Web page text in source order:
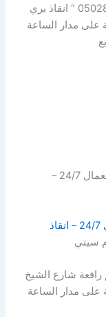
”انقاذ سيارات مدينة الرحايل 24/7 – 0502880234 “ انقاذ بري
على مدار الساعة
”انقاذ بري في ابوظبي انقاذ الامارات مدينة العمال 24/7 –
”انقاذ بري شارع الشيخ خليفة الدولي ابوظبي 24/7 – انقاذ
سيتي
شارع الشيخ
على مدار الساعة